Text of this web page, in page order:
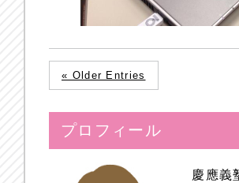
« Older Entries
プロフィール
慶應義